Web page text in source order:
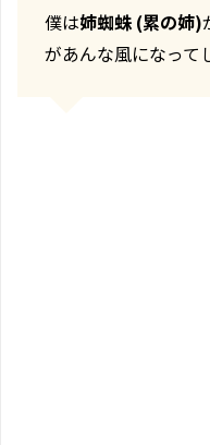
僕は姉蜘蛛 (累の姉)
があんな風になって